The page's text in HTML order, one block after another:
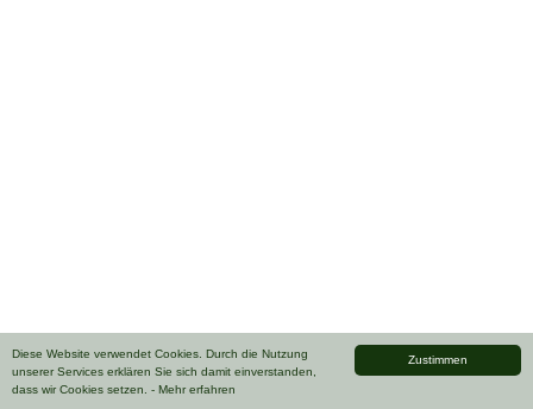
Zustimmen
Diese Website verwendet Cookies. Durch die Nutzung
unserer Services erklären Sie sich damit einverstanden,
dass wir Cookies setzen. - Mehr erfahren